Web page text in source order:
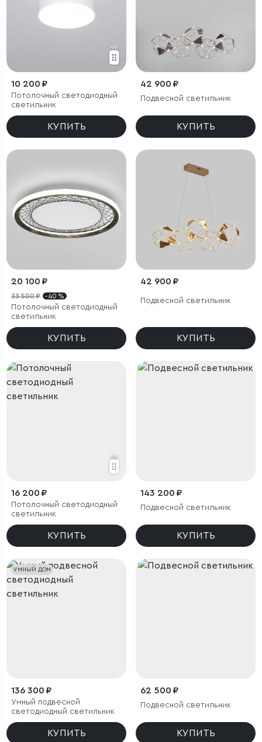
10 200 ₽
Потолочный светодиодный
светильник
КУПИТЬ
42 900 ₽
Подвесной светильник
КУПИТЬ
20 100 ₽
33 500 ₽ - 40 %
Потолочный светодиодный
светильник
КУПИТЬ
42 900 ₽
Подвесной светильник
КУПИТЬ
16 200 ₽
Потолочный светодиодный
светильник
КУПИТЬ
143 200 ₽
Подвесной светильник
КУПИТЬ
УМНЫЙ ДОМ
136 300 ₽
Умный подвесной
светодиодный светильник
КУПИТЬ
62 500 ₽
Подвесной светильник
КУПИТЬ